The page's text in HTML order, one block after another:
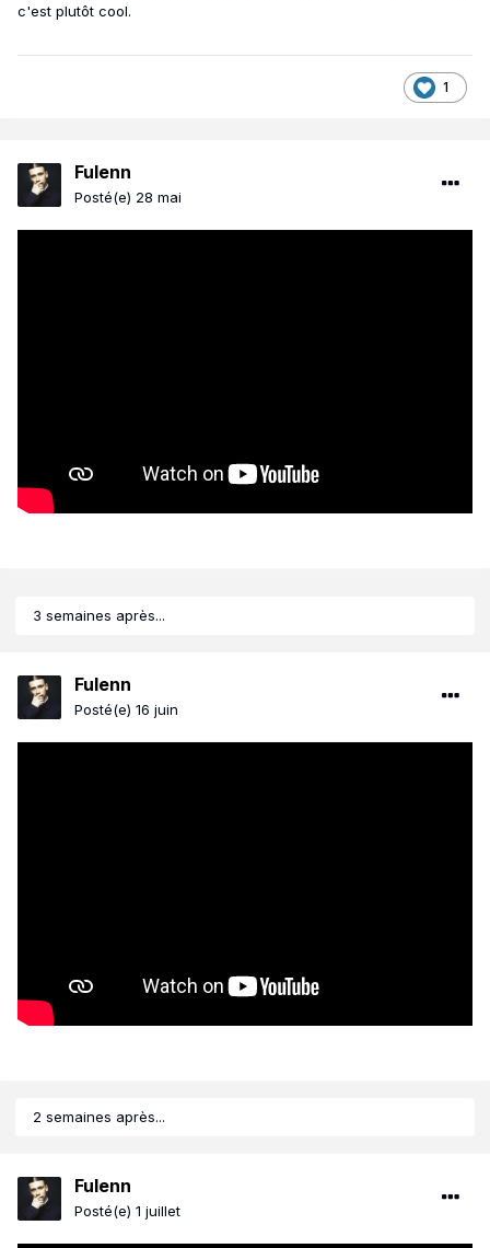
c'est plutôt cool.
1
Fulenn
Posté(e) 28 mai
3 semaines après...
Fulenn
Posté(e) 16 juin
2 semaines après...
Fulenn
Posté(e) 1 juillet